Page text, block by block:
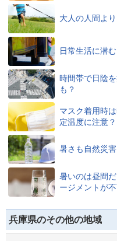
大人の人間よ
日常生活に潜
時間帯で日陰
も？
マスク着用時
定温度に注意？
暑さも自然災
暑いのは昼間
ージメントが
兵庫県のその他の地域